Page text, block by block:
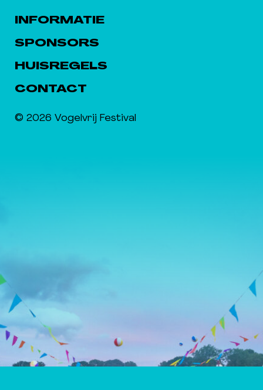
INFORMATIE
SPONSORS
HUISREGELS
CONTACT
© 2026 Vogelvrij Festival